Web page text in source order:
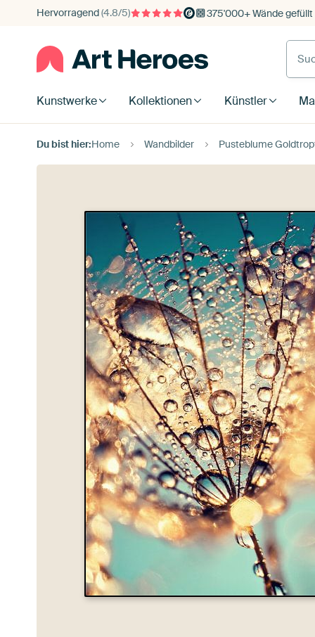
Hervorragend(4.8/5) 375'000+ Wände gefüllt
Kunstwerke Kollektionen Künstler
Du bist hier:Home Wandbilder Pusteblume